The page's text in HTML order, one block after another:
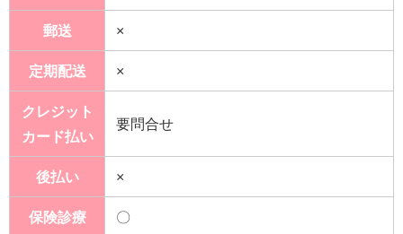
郵送 ×
定期配送 ×
クレジット
カード払い
要問合せ
後払い ×
保険診療 〇